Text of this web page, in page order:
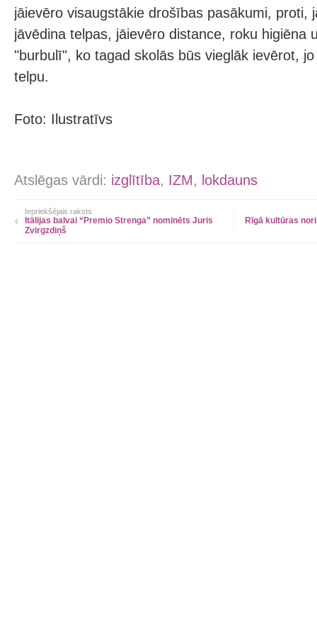
jāievēro visaugstākie drošības pasākumi, proti,
jāvēdina telpas, jāievēro distance, roku higiēna
"burbulī", ko tagad skolās būs vieglāk ievērot,
telpu.
Foto: Ilustratīvs
Atslēgas vārdi: izglītība, IZM, lokdauns
Iepriekšējais raksts
Itālijas balvai “Premio Strenga” nominēts Juris
Zvirgzdiņš
Rīgā kultūras